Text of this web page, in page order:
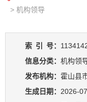
> 机构领导
索 引 号：
信息分类： 机构领
发布机构： 霍山县
生成日期： 2026-